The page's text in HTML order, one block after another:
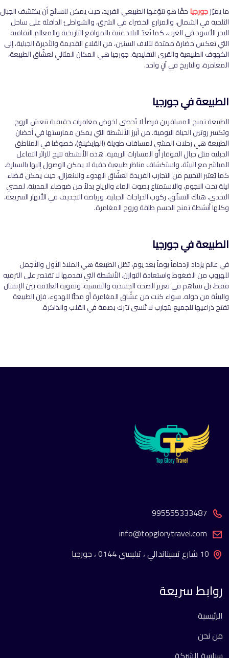
ما يميّزجورجياحقًا هو تنوّعها الطبيعي الفريد، حيث يمكن للسائح أن يكتشف الجبال
الثلجية في الشمال، والمزارع الخضراء في الشرق، والشواطئ الدافئة على ساحل
البحر الأسود في الغرب. كما تُعدّ البلاد غنية بالمواقع التاريخية والمعالم الثقافية
التي تعكس حضارة ممتدة لآلاف السنين، من القلاع القديمة والأديرة الجبلية، إلى
الكهوف الطبيعية والقرى التقليدية. جورجيا هي المكان المثالي لعشّاق الطبيعة،
المغامرة، والتاريخ في آنٍ واحد.
الطبيعة في جورجيا
الطبيعة تمنح المسافرين فرصاً لا تُحصى لخوض مغامرات حقيقية تنعش الروح
وتكسر روتين الحياة اليومية. من أبرز الأنشطة التي يمكن ممارستها في أحضان
الطبيعة هي رحلات المشي لمسافات طويلة (الهايكينغ)، خصوصًا في المناطق
الجبلية مثل جبال القوقاز أو المسارات الريفية. هذه الأنشطة تتيح للزائر التفاعل
المباشر مع البيئة، واستكشاف مناظر طبيعية خفية لا يمكن الوصول إليها بالسيارة.
كما يُعتبر التخييم من التجارب الفريدة لعشّاق الهدوء والانعزال، حيث يمكن قضاء
ليلة تحت النجوم، والاستمتاع بصوت الماء والرياح بدلاً من ضوضاء المدينة. لمحبي
التحدي، هناك التسلّق، ركوب الدراجات الجبلية، ورياضة التجديف في الأنهار السريعة،
وكلها أنشطة تمنح الجسم طاقة وروح المغامرة.
الطبيعة في جورجيا
في عالم يزداد ازدحاماً يوماً بعد يوم، تظل الطبيعة هي الملاذ الأول والأجمل
للهروب من الضغوط واستعادة التوازن. الأنشطة التي تقدمها لا تقتصر على الترفيه
فقط، بل تساهم في تعزيز الصحة الجسدية والنفسية، وتقوية العلاقة بين الإنسان
والبيئة من حوله. سواء كنت من عشّاق المغامرة أو محبًّا للهدوء، فإن الطبيعة
تفتح ذراعيها للجميع بتجارب لا تُنسى تترك بصمة في القلب والذاكرة.
995555333487
info@topglorytravel.com
10 شارع تسيناندالي ، تبليسي 0144 ، جورجيا
روابط سريعة
الرئيسية
من نحن